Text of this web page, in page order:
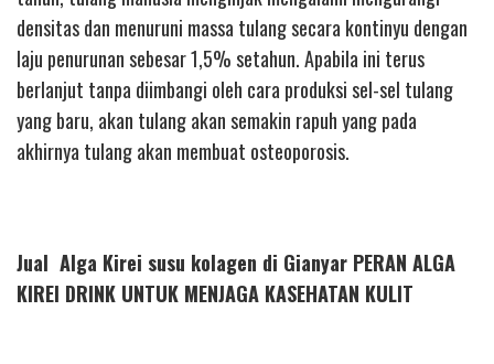
densitas dan menuruni massa tulang secara kontinyu dengan
laju penurunan sebesar 1,5% setahun. Apabila ini terus
berlanjut tanpa diimbangi oleh cara produksi sel-sel tulang
yang baru, akan tulang akan semakin rapuh yang pada
akhirnya tulang akan membuat osteoporosis.
Jual Alga Kirei susu kolagen di Gianyar PERAN ALGA
KIREI DRINK UNTUK MENJAGA KASEHATAN KULIT